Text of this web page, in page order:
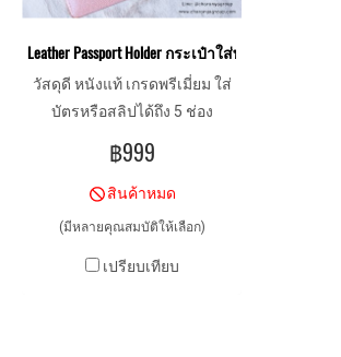
Leather Passport Holder กระเป๋าใส่พาสปอร์ต หนังแท้
วัสดุดี หนังแท้ เกรดพรีเมี่ยม ใส่
บัตรหรือสลิปได้ถึง 5 ช่อง
฿999
สินค้าหมด
(มีหลายคุณสมบัติให้เลือก)
เปรียบเทียบ